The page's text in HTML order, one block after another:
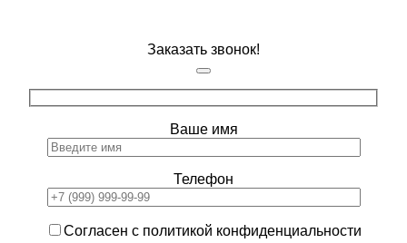
Заказать звонок!
Ваше имя
Телефон
Согласен с политикой конфиденциальности